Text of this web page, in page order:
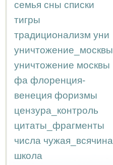
семья сны списки
тигры
традиционализм уни
уничтожение_москвы
уничтожение москвы
фа флоренция-
венеция форизмы
цензура_контроль
цитаты_фрагменты
числа чужая_всячина
школа